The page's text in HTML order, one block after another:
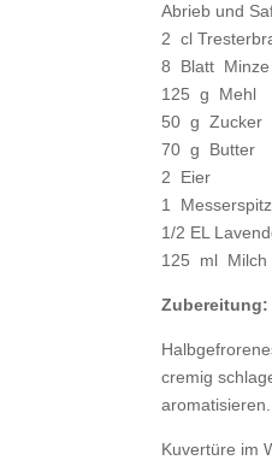
Abrieb und
2 cl
8 Blatt Minze
125 g Mehl
50 g Zucker
70 g Butter
2 Eier
1
1/2 EL
125 ml Milch
Zubereitung:
cremig
aromatisieren.
Kuvertüre im